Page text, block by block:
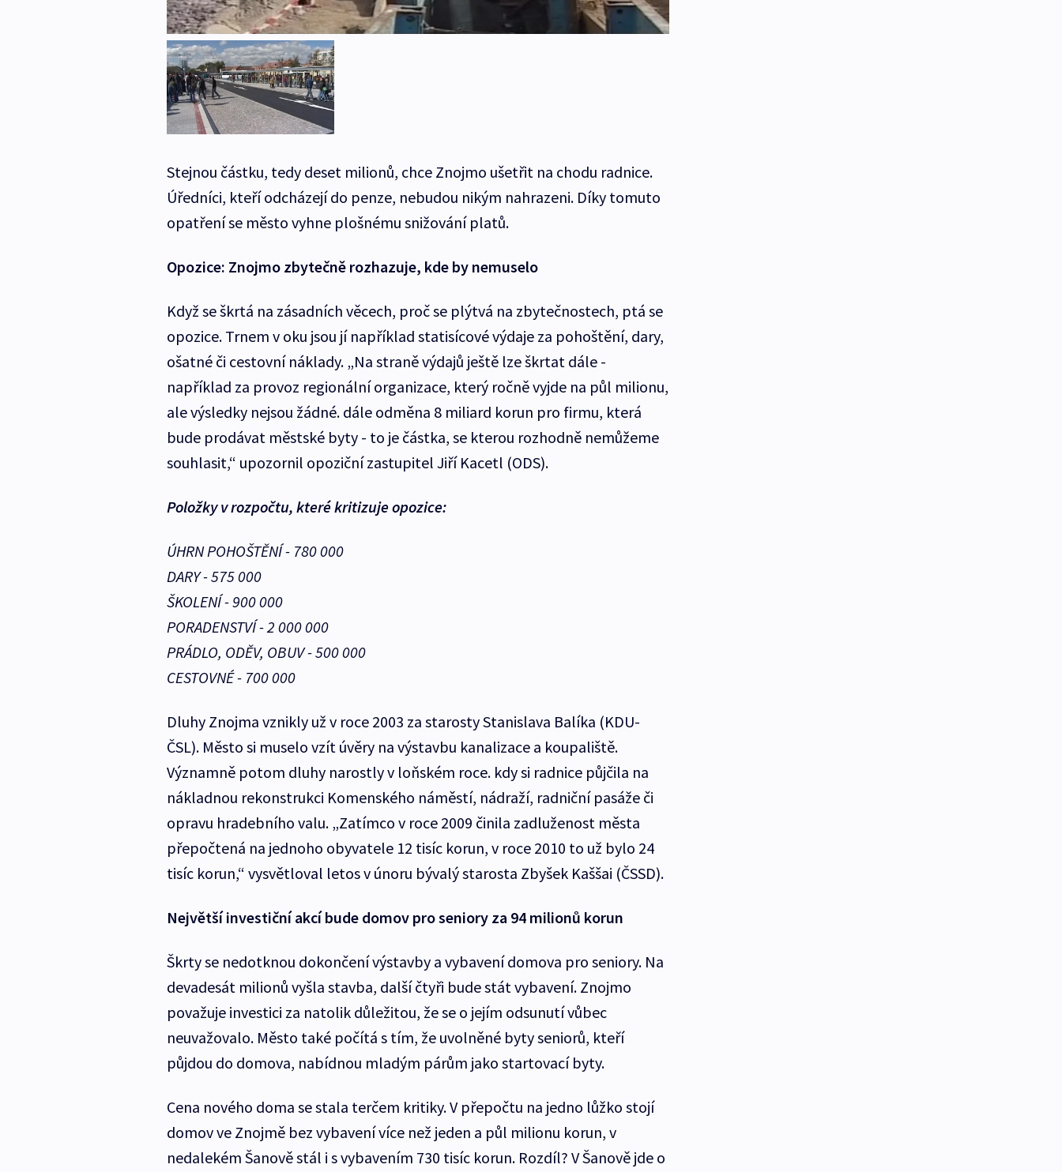
Stejnou částku, tedy deset milionů, chce Znojmo ušetřit na chodu radnice.
Úředníci, kteří odcházejí do penze, nebudou nikým nahrazeni. Díky tomuto
opatření se město vyhne plošnému snižování platů.
Opozice: Znojmo zbytečně rozhazuje, kde by nemuselo
Když se škrtá na zásadních věcech, proč se plýtvá na zbytečnostech, ptá se
opozice. Trnem v oku jsou jí například statisícové výdaje za pohoštění, dary,
ošatné či cestovní náklady. „Na straně výdajů ještě lze škrtat dále -
například za provoz regionální organizace, který ročně vyjde na půl milionu,
ale výsledky nejsou žádné. dále odměna 8 miliard korun pro firmu, která
bude prodávat městské byty - to je částka, se kterou rozhodně nemůžeme
souhlasit,“ upozornil opoziční zastupitel Jiří Kacetl (ODS).
Položky v rozpočtu, které kritizuje opozice:
ÚHRN POHOŠTĚNÍ - 780 000
DARY - 575 000
ŠKOLENÍ - 900 000
PORADENSTVÍ - 2 000 000
PRÁDLO, ODĚV, OBUV - 500 000
CESTOVNÉ - 700 000
Dluhy Znojma vznikly už v roce 2003 za starosty Stanislava Balíka (KDU-
ČSL). Město si muselo vzít úvěry na výstavbu kanalizace a koupaliště.
Významně potom dluhy narostly v loňském roce. kdy si radnice půjčila na
nákladnou rekonstrukci Komenského náměstí, nádraží, radniční pasáže či
opravu hradebního valu. „Zatímco v roce 2009 činila zadluženost města
přepočtená na jednoho obyvatele 12 tisíc korun, v roce 2010 to už bylo 24
tisíc korun,“ vysvětloval letos v únoru bývalý starosta Zbyšek Kaššai (ČSSD).
Největší investiční akcí bude domov pro seniory za 94 milionů korun
Škrty se nedotknou dokončení výstavby a vybavení domova pro seniory. Na
devadesát milionů vyšla stavba, další čtyři bude stát vybavení. Znojmo
považuje investici za natolik důležitou, že se o jejím odsunutí vůbec
neuvažovalo. Město také počítá s tím, že uvolněné byty seniorů, kteří
půjdou do domova, nabídnou mladým párům jako startovací byty.
Cena nového doma se stala terčem kritiky. V přepočtu na jedno lůžko stojí
domov ve Znojmě bez vybavení více než jeden a půl milionu korun, v
nedalekém Šanově stál i s vybavením 730 tisíc korun. Rozdíl? V Šanově jde o